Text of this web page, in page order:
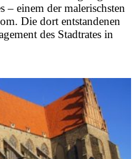
– einem der malerischsten
Die dort entstandenen
des Stadtrates in